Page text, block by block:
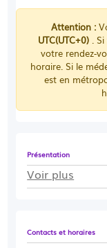
Présentation
Voir plus
Contacts et horaires
Attention :
UTC(UTC+0) .
votre rendez-
horaire. Si le
est en